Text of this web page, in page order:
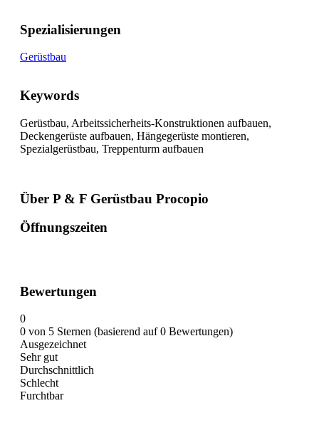
Spezialisierungen
Gerüstbau
Keywords
Gerüstbau, Arbeitssicherheits-Konstruktionen aufbauen,
Deckengerüste aufbauen, Hängegerüste montieren,
Spezialgerüstbau, Treppenturm aufbauen
Über P & F Gerüstbau Procopio
Öffnungszeiten
Bewertungen
0
0 von 5 Sternen (basierend auf 0 Bewertungen)
Ausgezeichnet
Sehr gut
Durchschnittlich
Schlecht
Furchtbar